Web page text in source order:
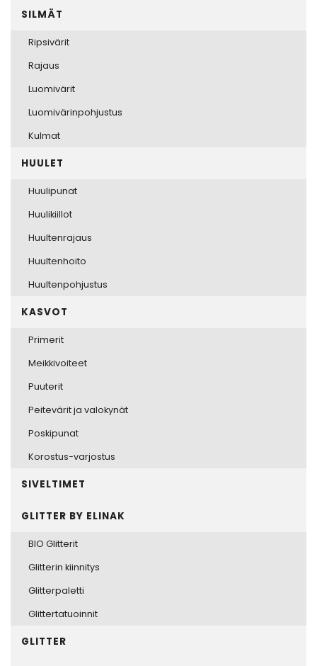
SILMÄT
Ripsivärit
Rajaus
Luomivärit
Luomivärinpohjustus
Kulmat
HUULET
Huulipunat
Huulikiillot
Huultenrajaus
Huultenhoito
Huultenpohjustus
KASVOT
Primerit
Meikkivoiteet
Puuterit
Peitevärit ja valokynät
Poskipunat
Korostus-varjostus
SIVELTIMET
GLITTER BY ELINAK
BIO Glitterit
Glitterin kiinnitys
Glitterpaletti
Glittertatuoinnit
GLITTER